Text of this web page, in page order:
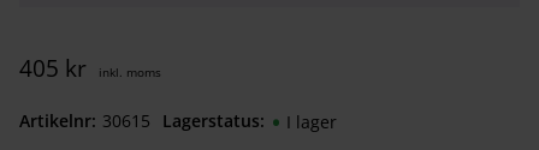
405 kr
Lagerstatus I lager
Artikelnr 306150801